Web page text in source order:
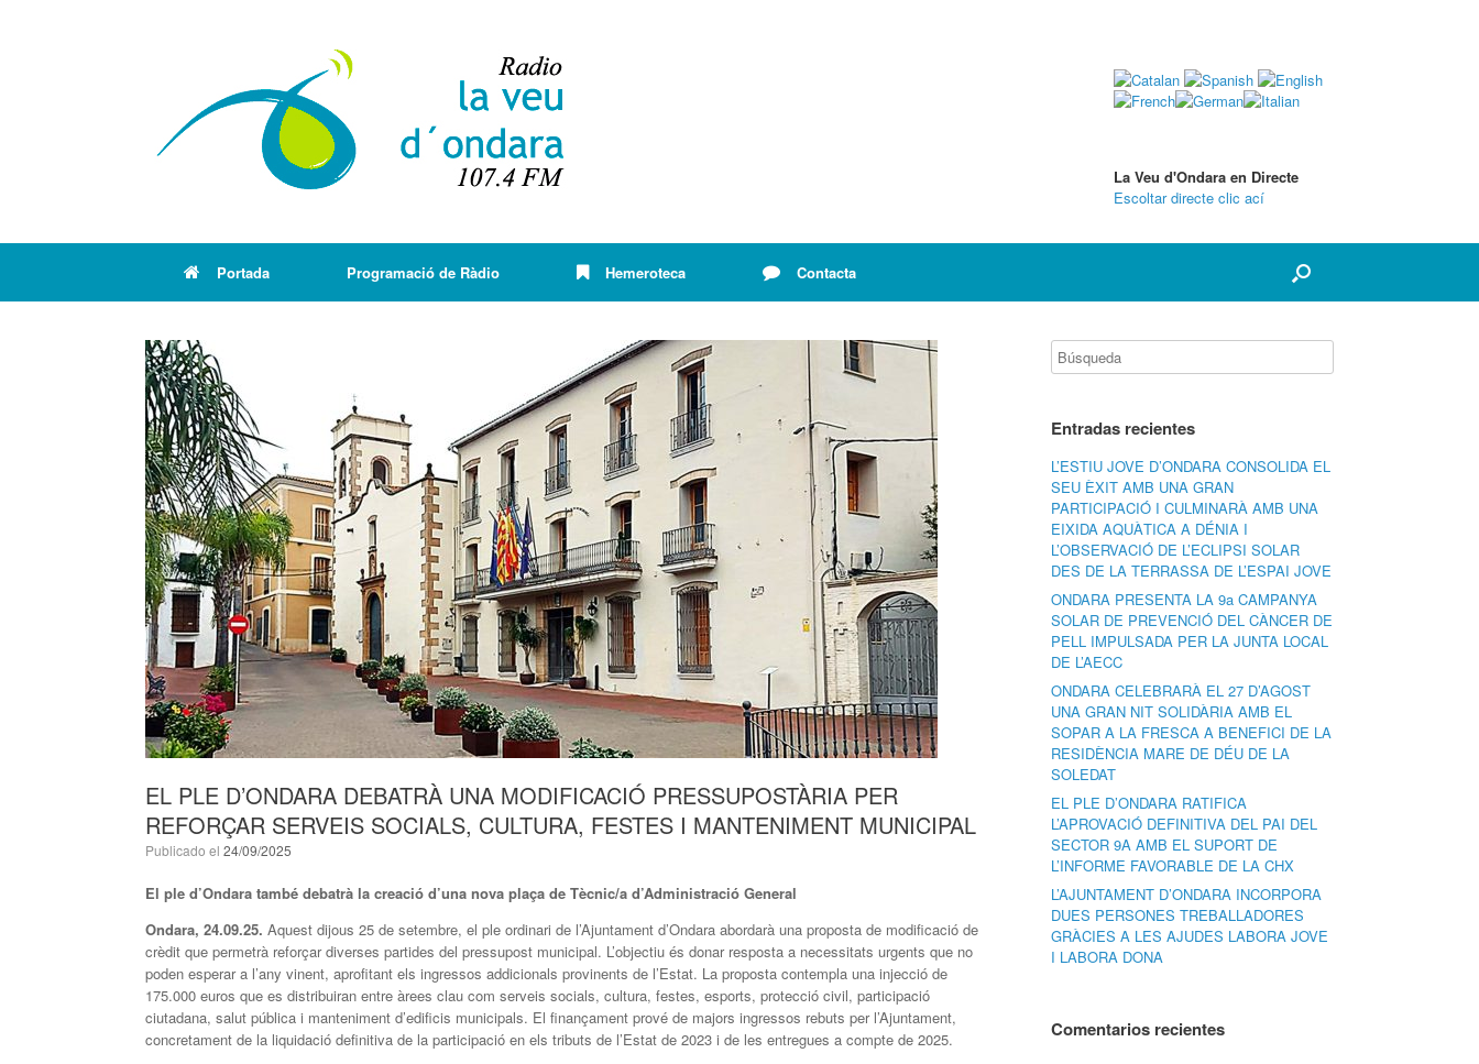
La Veu d'Ondara en Directe
Escoltar directe clic ací
Portada Programació de Ràdio Hemeroteca Contacta
EL PLE D’ONDARA DEBATRÀ UNA MODIFICACIÓ PRESSUPOSTÀRIA PER
REFORÇAR SERVEIS SOCIALS, CULTURA, FESTES I MANTENIMENT MUNICIPAL
Publicado el 24/09/2025
El ple d’Ondara també debatrà la creació d’una nova plaça de Tècnic/a d’Administració General
Ondara, 24.09.25. Aquest dijous 25 de setembre, el ple ordinari de l’Ajuntament d’Ondara abordarà una proposta de modificació de
crèdit que permetrà reforçar diverses partides del pressupost municipal. L’objectiu és donar resposta a necessitats urgents que no
poden esperar a l’any vinent, aprofitant els ingressos addicionals provinents de l’Estat. La proposta contempla una injecció de
175.000 euros que es distribuiran entre àrees clau com serveis socials, cultura, festes, esports, protecció civil, participació
ciutadana, salut pública i manteniment d’edificis municipals. El finançament prové de majors ingressos rebuts per l’Ajuntament,
concretament de la liquidació definitiva de la participació en els tributs de l’Estat de 2023 i de les entregues a compte de 2025.
Entradas recientes
L’ESTIU JOVE D’ONDARA CONSOLIDA EL
SEU ÈXIT AMB UNA GRAN
PARTICIPACIÓ I CULMINARÀ AMB UNA
EIXIDA AQUÀTICA A DÉNIA I
L’OBSERVACIÓ DE L’ECLIPSI SOLAR
DES DE LA TERRASSA DE L’ESPAI JOVE
ONDARA PRESENTA LA 9a CAMPANYA
SOLAR DE PREVENCIÓ DEL CÀNCER DE
PELL IMPULSADA PER LA JUNTA LOCAL
DE L’AECC
ONDARA CELEBRARÀ EL 27 D’AGOST
UNA GRAN NIT SOLIDÀRIA AMB EL
SOPAR A LA FRESCA A BENEFICI DE LA
RESIDÈNCIA MARE DE DÉU DE LA
SOLEDAT
EL PLE D’ONDARA RATIFICA
L’APROVACIÓ DEFINITIVA DEL PAI DEL
SECTOR 9A AMB EL SUPORT DE
L’INFORME FAVORABLE DE LA CHX
L’AJUNTAMENT D’ONDARA INCORPORA
DUES PERSONES TREBALLADORES
GRÀCIES A LES AJUDES LABORA JOVE
I LABORA DONA
Comentarios recientes